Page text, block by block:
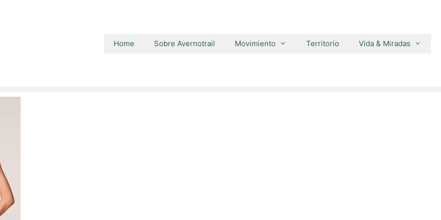
Home
Sobre Avernotrail Movimiento Territorio Vida & Miradas